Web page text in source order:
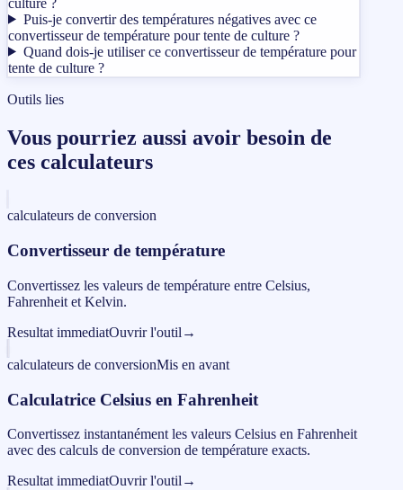
Puis-je convertir des températures négatives avec ce
convertisseur de température pour tente de culture ?
Quand dois-je utiliser ce convertisseur de température pour
tente de culture ?
Outils lies
Vous pourriez aussi avoir besoin de
ces calculateurs
calculateurs de conversion
Convertisseur de température
Convertissez les valeurs de température entre Celsius,
Fahrenheit et Kelvin.
Resultat immediatOuvrir l'outil →
calculateurs de conversionMis en avant
Calculatrice Celsius en Fahrenheit
Convertissez instantanément les valeurs Celsius en Fahrenheit
avec des calculs de conversion de température exacts.
Resultat immediatOuvrir l'outil →